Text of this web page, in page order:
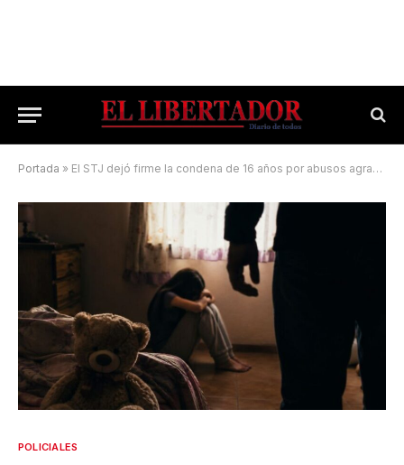
Portada » El STJ dejó firme la condena de 16 años por abusos agravados
POLICIALES